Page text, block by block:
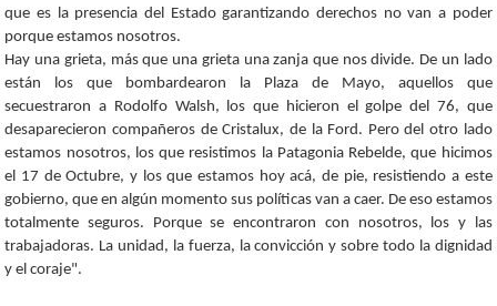
que es la presencia del Estado garantizando derechos no van a poder
porque estamos nosotros.
Hay una grieta, más que una grieta una zanja que nos divide. De un lado
están los que bombardearon la Plaza de Mayo, aquellos que
secuestraron a Rodolfo Walsh, los que hicieron el golpe del 76, que
desaparecieron compañeros de Cristalux, de la Ford. Pero del otro lado
estamos nosotros, los que resistimos la Patagonia Rebelde, que hicimos
el 17 de Octubre, y los que estamos hoy acá, de pie, resistiendo a este
gobierno, que en algún momento sus políticas van a caer. De eso estamos
totalmente seguros. Porque se encontraron con nosotros, los y las
trabajadoras. La unidad, la fuerza, la convicción y sobre todo la dignidad
y el coraje".